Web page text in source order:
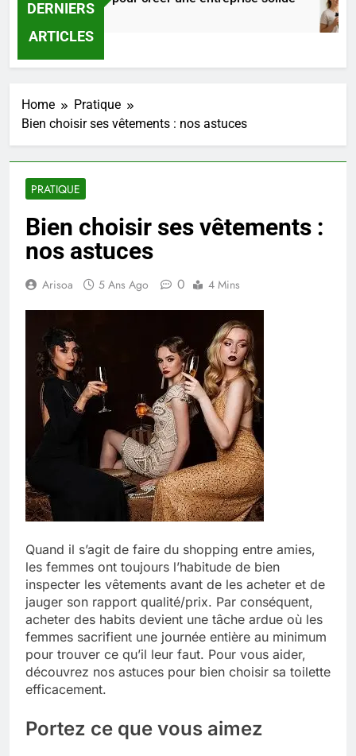
DERNIERS
ARTICLES
21 Heures Ago
Home
Pratique
Bien choisir ses vêtements : nos astuces
PRATIQUE
Bien choisir ses vêtements :
nos astuces
Arisoa 5 Ans Ago 0 4 Mins
Quand il s’agit de faire du shopping entre amies,
les femmes ont toujours l’habitude de bien
inspecter les vêtements avant de les acheter et de
jauger son rapport qualité/prix. Par conséquent,
acheter des habits devient une tâche ardue où les
femmes sacrifient une journée entière au minimum
pour trouver ce qu’il leur faut. Pour vous aider,
découvrez nos astuces pour bien choisir sa toilette
efficacement.
Portez ce que vous aimez